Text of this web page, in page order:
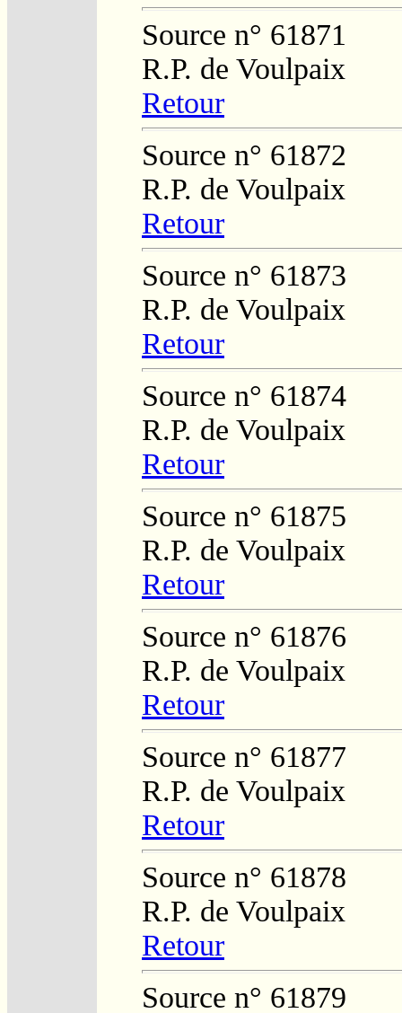
Source n° 61871
R.P. de Voulpaix
Retour
Source n° 61872
R.P. de Voulpaix
Retour
Source n° 61873
R.P. de Voulpaix
Retour
Source n° 61874
R.P. de Voulpaix
Retour
Source n° 61875
R.P. de Voulpaix
Retour
Source n° 61876
R.P. de Voulpaix
Retour
Source n° 61877
R.P. de Voulpaix
Retour
Source n° 61878
R.P. de Voulpaix
Retour
Source n° 61879